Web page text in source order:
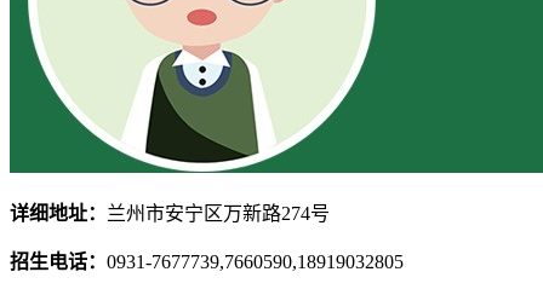
详细地址： 兰州市安宁区万新路274号
招生电话： 0931-7677739,7660590,18919032805